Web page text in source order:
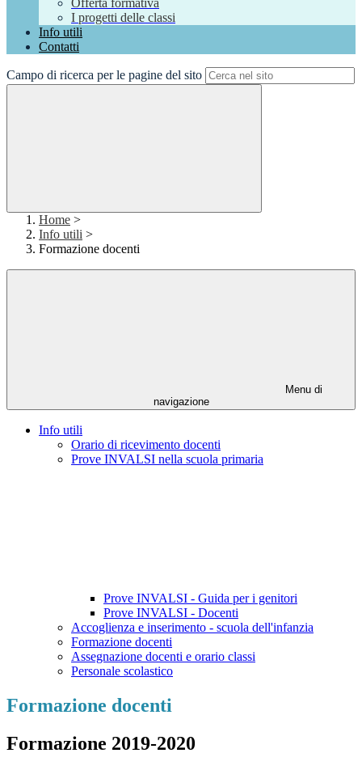
Offerta formativa
I progetti delle classi
Info utili
Contatti
Campo di ricerca per le pagine del sito
Home >
Info utili >
Formazione docenti
Menu di
navigazione
Info utili
Orario di ricevimento docenti
Prove INVALSI nella scuola primaria
Prove INVALSI - Guida per i genitori
Prove INVALSI - Docenti
Accoglienza e inserimento - scuola dell'infanzia
Formazione docenti
Assegnazione docenti e orario classi
Personale scolastico
Formazione docenti
Formazione 2019-2020